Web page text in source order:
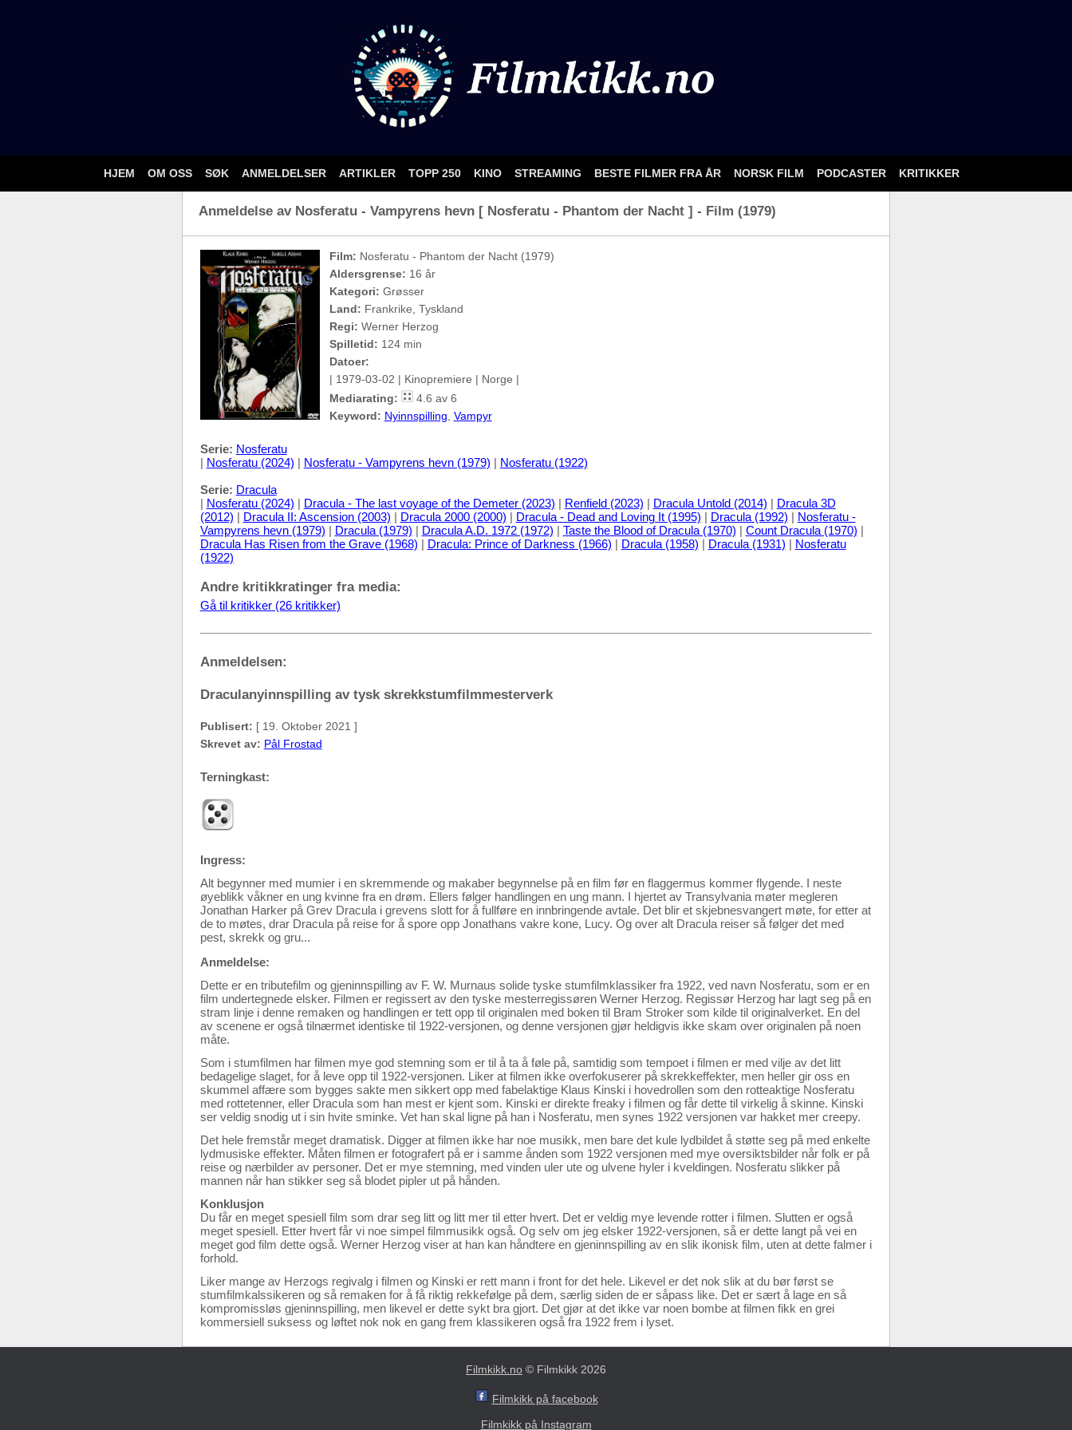
HJEM OM OSS SØK ANMELDELSER ARTIKLER TOPP 250 KINO STREAMING BESTE FILMER FRA ÅR NORSK FILM PODCASTER KRITIKKER
Anmeldelse av Nosferatu - Vampyrens hevn [ Nosferatu - Phantom der Nacht ] - Film (1979)
Film: Nosferatu - Phantom der Nacht (1979)
Aldersgrense: 16 år
Kategori: Grøsser
Land: Frankrike, Tyskland
Regi: Werner Herzog
Spilletid: 124 min
Datoer:
| 1979-03-02 | Kinopremiere | Norge |
Mediarating:
4.6 av 6
Keyword: Nyinnspilling Vampyr
Serie: Nosferatu
| Nosferatu (2024) | Nosferatu - Vampyrens hevn (1979) | Nosferatu (1922)
Serie: Dracula
| Nosferatu (2024) | Dracula - The last voyage of the Demeter (2023) | Renfield (2023) | Dracula Untold (2014) | Dracula 3D
(2012) | Dracula II: Ascension (2003) | Dracula 2000 (2000) | Dracula - Dead and Loving It (1995) | Dracula (1992) | Nosferatu -
Vampyrens hevn (1979) | Dracula (1979) | Dracula A.D. 1972 (1972) | Taste the Blood of Dracula (1970) | Count Dracula (1970) |
Dracula Has Risen from the Grave (1968) | Dracula: Prince of Darkness (1966) | Dracula (1958) | Dracula (1931) | Nosferatu
(1922)
Andre kritikkratinger fra media:
Gå til kritikker (26 kritikker)
Anmeldelsen:
Draculanyinnspilling av tysk skrekkstumfilmmesterverk
Publisert: [ 19. Oktober 2021 ]
Skrevet av: Pål Frostad
Terningkast:
Ingress:
Alt begynner med mumier i en skremmende og makaber begynnelse på en film før en flaggermus kommer flygende. I neste
øyeblikk våkner en ung kvinne fra en drøm. Ellers følger handlingen en ung mann. I hjertet av Transylvania møter megleren
Jonathan Harker på Grev Dracula i grevens slott for å fullføre en innbringende avtale. Det blir et skjebnesvangert møte, for etter at
de to møtes, drar Dracula på reise for å spore opp Jonathans vakre kone, Lucy. Og over alt Dracula reiser så følger det med
pest, skrekk og gru...
Anmeldelse:
Dette er en tributefilm og gjeninnspilling av F. W. Murnaus solide tyske stumfilmklassiker fra 1922, ved navn Nosferatu, som er en
film undertegnede elsker. Filmen er regissert av den tyske mesterregissøren Werner Herzog. Regissør Herzog har lagt seg på en
stram linje i denne remaken og handlingen er tett opp til originalen med boken til Bram Stroker som kilde til originalverket. En del
av scenene er også tilnærmet identiske til 1922-versjonen, og denne versjonen gjør heldigvis ikke skam over originalen på noen
måte.
Som i stumfilmen har filmen mye god stemning som er til å ta å føle på, samtidig som tempoet i filmen er med vilje av det litt
bedagelige slaget, for å leve opp til 1922-versjonen. Liker at filmen ikke overfokuserer på skrekkeffekter, men heller gir oss en
skummel affære som bygges sakte men sikkert opp med fabelaktige Klaus Kinski i hovedrollen som den rotteaktige Nosferatu
med rottetenner, eller Dracula som han mest er kjent som. Kinski er direkte freaky i filmen og får dette til virkelig å skinne. Kinski
ser veldig snodig ut i sin hvite sminke. Vet han skal ligne på han i Nosferatu, men synes 1922 versjonen var hakket mer creepy.
Det hele fremstår meget dramatisk. Digger at filmen ikke har noe musikk, men bare det kule lydbildet å støtte seg på med enkelte
lydmusiske effekter. Måten filmen er fotografert på er i samme ånden som 1922 versjonen med mye oversiktsbilder når folk er på
reise og nærbilder av personer. Det er mye stemning, med vinden uler ute og ulvene hyler i kveldingen. Nosferatu slikker på
mannen når han stikker seg så blodet pipler ut på hånden.
Konklusjon
Du får en meget spesiell film som drar seg litt og litt mer til etter hvert. Det er veldig mye levende rotter i filmen. Slutten er også
meget spesiell. Etter hvert får vi noe simpel filmmusikk også. Og selv om jeg elsker 1922-versjonen, så er dette langt på vei en
meget god film dette også. Werner Herzog viser at han kan håndtere en gjeninnspilling av en slik ikonisk film, uten at dette falmer i
forhold.
Liker mange av Herzogs regivalg i filmen og Kinski er rett mann i front for det hele. Likevel er det nok slik at du bør først se
stumfilmkalssikeren og så remaken for å få riktig rekkefølge på dem, særlig siden de er såpass like. Det er sært å lage en så
kompromissløs gjeninnspilling, men likevel er dette sykt bra gjort. Det gjør at det ikke var noen bombe at filmen fikk en grei
kommersiell suksess og løftet nok nok en gang frem klassikeren også fra 1922 frem i lyset.
Filmkikk.no © Filmkikk 2026
Filmkikk på facebook
Filmkikk på Instagram